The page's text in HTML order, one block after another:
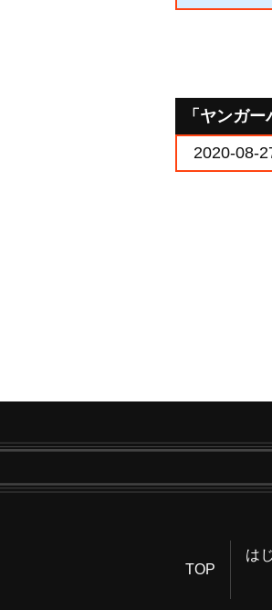
「ヤンガ
2020-08-
TOP
は